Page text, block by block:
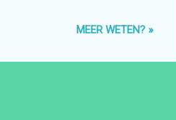
MEER WETEN? »